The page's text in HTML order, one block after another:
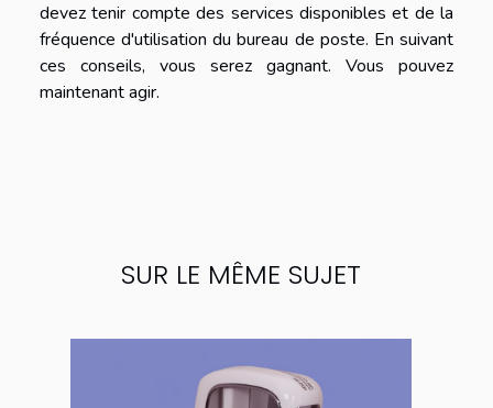
devez tenir compte des services disponibles et de la
fréquence d'utilisation du bureau de poste. En suivant
ces conseils, vous serez gagnant. Vous pouvez
maintenant agir.
SUR LE MÊME SUJET